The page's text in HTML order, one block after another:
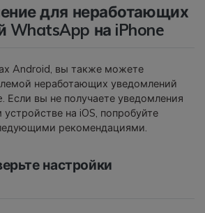
для неработающих
WhatsApp на iPhone
Android, вы также можете
неработающих уведомлений
Если вы не получаете уведомления
на iOS, попробуйте
рекомендациями.
настройки